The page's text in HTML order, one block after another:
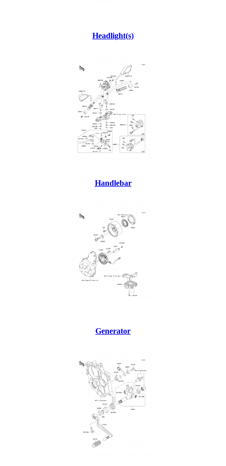
Headlight(s)
Handlebar
Generator